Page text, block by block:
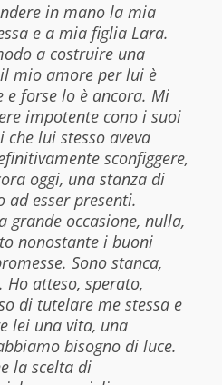
in mano la mia
e a mia figlia Lara.
a costruire una
mio amore per lui è
e forse lo è ancora. Mi
impotente cono i suoi
lui stesso aveva
sconfiggere,
oggi, una stanza di
ad esser presenti.
grande occasione, nulla,
nonostante i buoni
Sono stanca,
Ho atteso, sperato,
di tutelare me stessa e
lei una vita, una
bisogno di luce.
la scelta di